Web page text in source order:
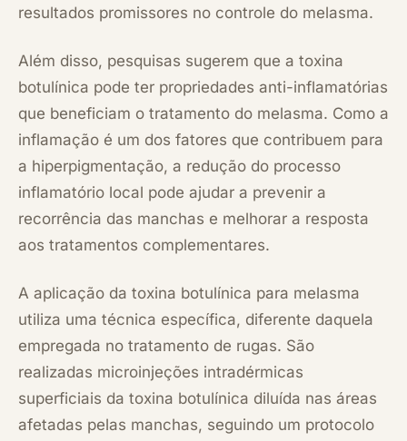
resultados promissores no controle do melasma.
Além disso, pesquisas sugerem que a toxina
botulínica pode ter propriedades anti-inflamatórias
que beneficiam o tratamento do melasma. Como a
inflamação é um dos fatores que contribuem para
a hiperpigmentação, a redução do processo
inflamatório local pode ajudar a prevenir a
recorrência das manchas e melhorar a resposta
aos tratamentos complementares.
A aplicação da toxina botulínica para melasma
utiliza uma técnica específica, diferente daquela
empregada no tratamento de rugas. São
realizadas microinjeções intradérmicas
superficiais da toxina botulínica diluída nas áreas
afetadas pelas manchas, seguindo um protocolo